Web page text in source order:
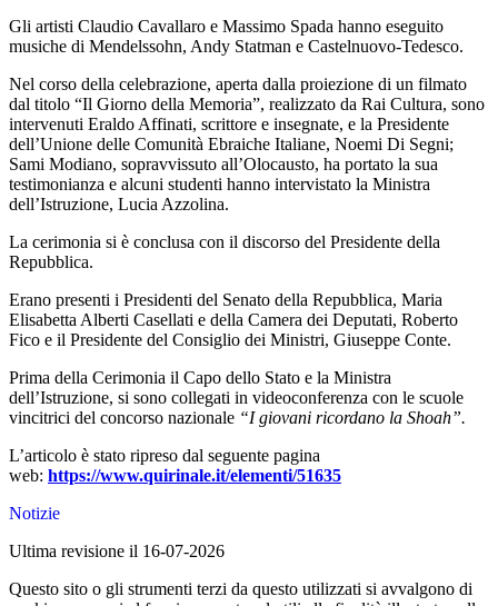
Gli artisti Claudio Cavallaro e Massimo Spada hanno eseguito
musiche di Mendelssohn, Andy Statman e Castelnuovo-Tedesco.
Nel corso della celebrazione, aperta dalla proiezione di un filmato
dal titolo “Il Giorno della Memoria”, realizzato da Rai Cultura, sono
intervenuti Eraldo Affinati, scrittore e insegnate, e la Presidente
dell’Unione delle Comunità Ebraiche Italiane, Noemi Di Segni;
Sami Modiano, sopravvissuto all’Olocausto, ha portato la sua
testimonianza e alcuni studenti hanno intervistato la Ministra
dell’Istruzione, Lucia Azzolina.
La cerimonia si è conclusa con il discorso del Presidente della
Repubblica.
Erano presenti i Presidenti del Senato della Repubblica, Maria
Elisabetta Alberti Casellati e della Camera dei Deputati, Roberto
Fico e il Presidente del Consiglio dei Ministri, Giuseppe Conte.
Prima della Cerimonia il Capo dello Stato e la Ministra
dell’Istruzione, si sono collegati in videoconferenza con le scuole
vincitrici del concorso nazionale “I giovani ricordano la Shoah”.
L’articolo è stato ripreso dal seguente pagina
web: https://www.quirinale.it/elementi/51635
Notizie
Ultima revisione il 16-07-2026
Questo sito o gli strumenti terzi da questo utilizzati si avvalgono di